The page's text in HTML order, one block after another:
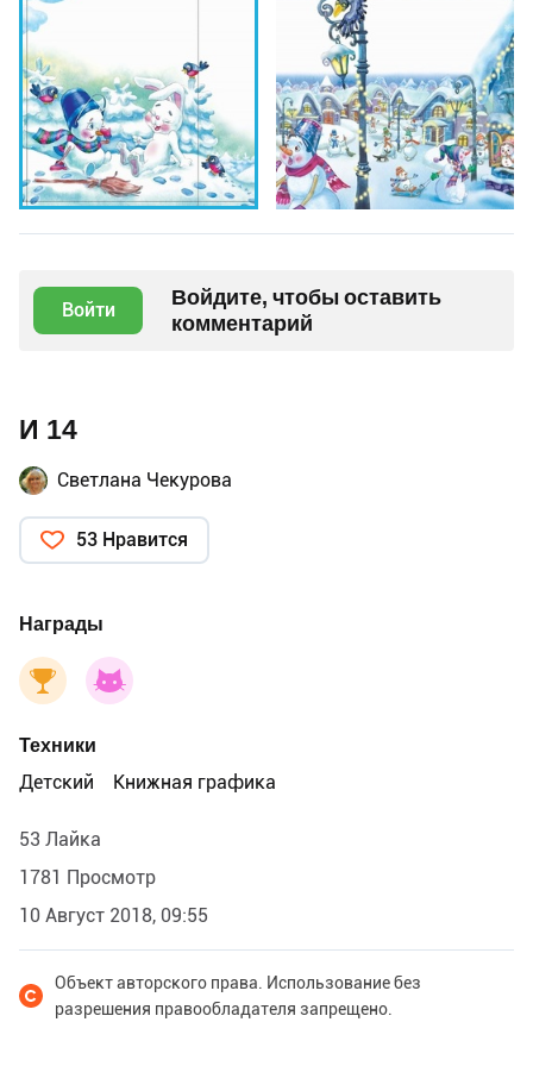
Войти
Войдите, чтобы оставить
комментарий
И 14
Светлана Чекурова
53 Нравится
Награды
Техники
Детский
Книжная графика
53 Лайка
1781 Просмотр
10 Август 2018, 09:55
Объект авторского права. Использование без
разрешения правообладателя запрещено.